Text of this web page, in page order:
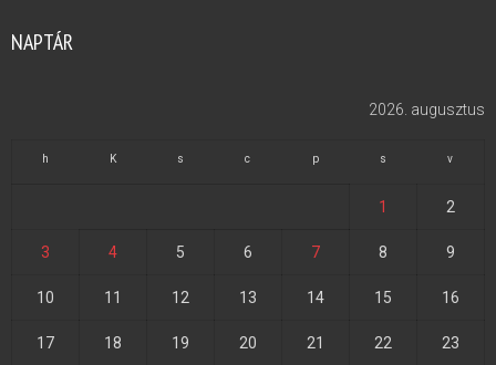
NAPTÁR
2026. augusztus
h K s c p s v
1 2
3 4 5 6 7 8 9
10 11 12 13 14 15 16
17 18 19 20 21 22 23